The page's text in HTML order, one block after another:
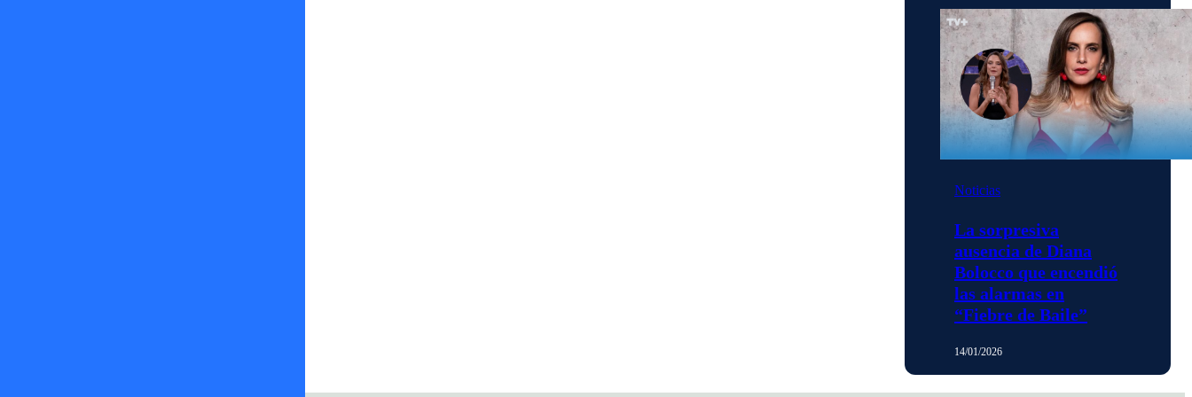
Noticias
La sorpresiva
ausencia de Diana
Bolocco que encendió
las alarmas en
“Fiebre de Baile”
14/01/2026